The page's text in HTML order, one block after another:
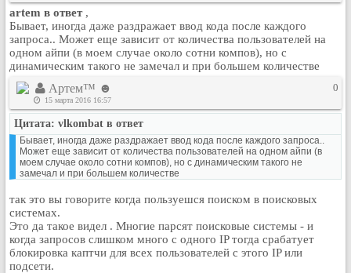
artem в ответ ,
Бывает, иногда даже раздражает ввод кода после каждого
запроса.. Может еще зависит от количества пользователей на
одном айпи (в моем случае около сотни компов), но с
динамическим такого не замечал и при большем количестве
Артем™ ☻
15 марта 2016 16:57
0
Цитата: vlkombat в ответ
Бывает, иногда даже раздражает ввод кода после каждого запроса..
Может еще зависит от количества пользователей на одном айпи (в
моем случае около сотни компов), но с динамическим такого не
замечал и при большем количестве
так это вы говорите когда пользуешся поиском в поисковых
системах.
Это да такое видел . Многие парсят поисковые системы - и
когда запросов слишком много с одного IP тогда срабатует
блокировка каптчи для всех пользователей с этого IP или
подсети.